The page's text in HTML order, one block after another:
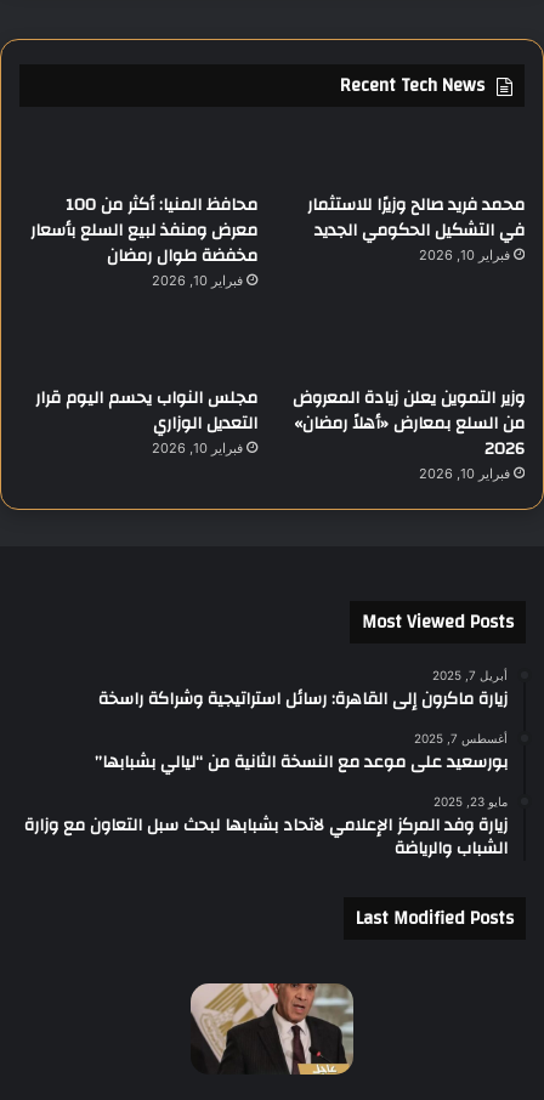
Recent Tech News
محمد فريد صالح وزيرًا للاستثمار
في التشكيل الحكومي الجديد
فبراير 10, 2026
محافظ المنيا: أكثر من 100
معرض ومنفذ لبيع السلع بأسعار
مخفضة طوال رمضان
فبراير 10, 2026
وزير التموين يعلن زيادة المعروض
من السلع بمعارض «أهلاً رمضان»
2026
فبراير 10, 2026
مجلس النواب يحسم اليوم قرار
التعديل الوزاري
فبراير 10, 2026
Most Viewed Posts
أبريل 7, 2025
زيارة ماكرون إلى القاهرة: رسائل استراتيجية وشراكة راسخة
أغسطس 7, 2025
بورسعيد على موعد مع النسخة الثانية من “ليالي بشبابها”
مايو 23, 2025
زيارة وفد المركز الإعلامي لاتحاد بشبابها لبحث سبل التعاون مع وزارة
الشباب والرياضة
Last Modified Posts